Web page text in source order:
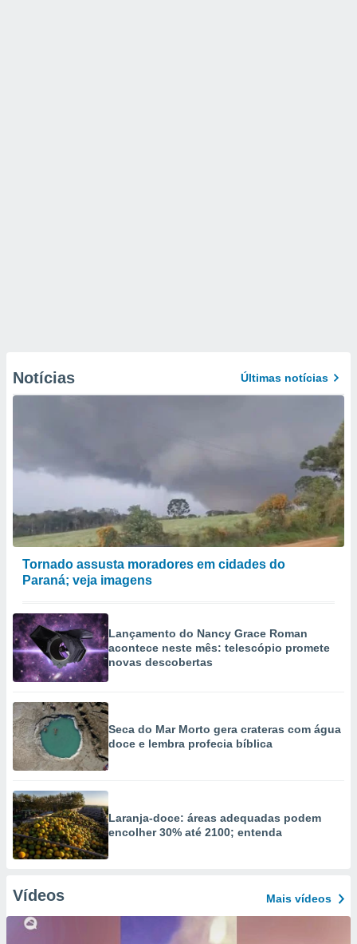
Notícias Últimas notícias
Tornado assusta moradores em cidades do
Paraná; veja imagens
Lançamento do Nancy Grace Roman
acontece neste mês: telescópio promete
novas descobertas
Seca do Mar Morto gera crateras com água
doce e lembra profecia bíblica
Laranja-doce: áreas adequadas podem
encolher 30% até 2100; entenda
Vídeos Mais vídeos